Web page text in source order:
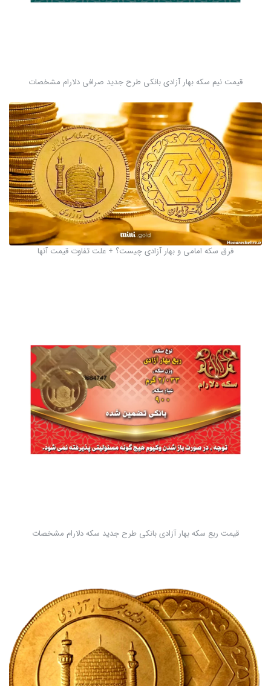
قیمت نیم سکه بهار آزادی بانکی طرح جدید صرافی دلارام مشخصات
فرق سکه امامی و بهار آزادی چیست؟ + علت تفاوت قیمت آنها
قیمت ربع سکه بهار آزادی بانکی طرح جدید سکه دلارام مشخصات